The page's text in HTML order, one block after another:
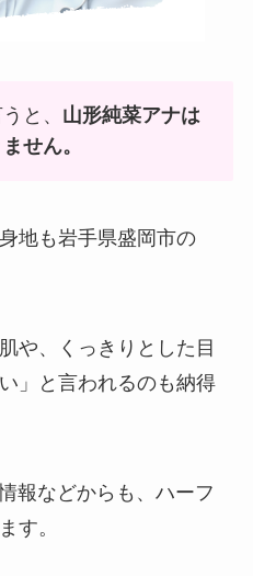
と、 山形純菜アナは
せん。
地も岩手県盛岡市の
や、くっきりとした目
」と言われるのも納得
報などからも、ハーフ
す。